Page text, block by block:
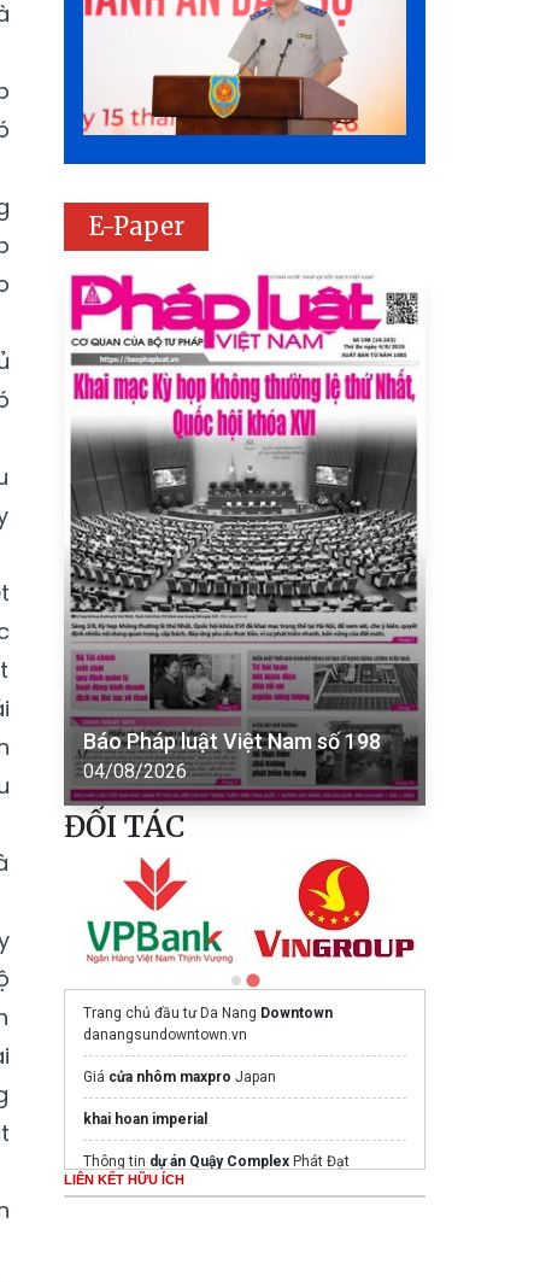
E-Paper
Báo Pháp luật Việt Nam số 198
04/08/2026
ĐỐI TÁC
Trang chủ đầu tư Da Nang Downtown
danangsundowntown.vn
Giá cửa nhôm maxpro Japan
khai hoan imperial
Thông tin dự án Quậy Complex Phát Đạt
LIÊN KẾT HỮU ÍCH